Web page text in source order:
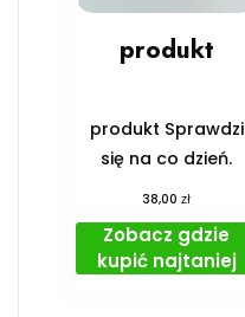
produkt
produkt Sprawdzi
się na co dzień.
38,00zł
Zobacz gdzie
kupić najtaniej